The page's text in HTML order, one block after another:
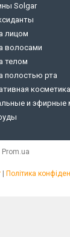
Solgar
лицом
волосами
телом
полостью рта
косметика
и эфирные
Prom.ua
| Політика